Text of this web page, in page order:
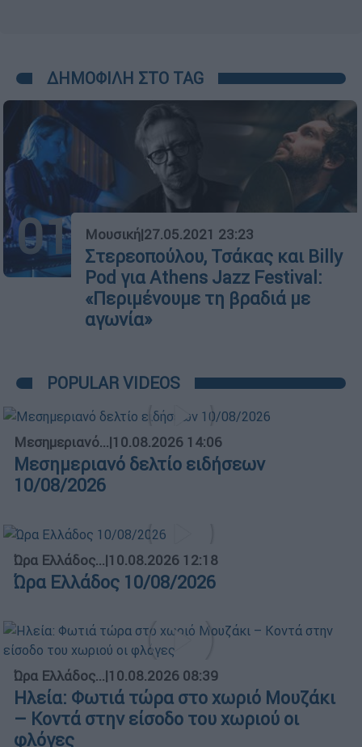
ΔΗΜΟΦΙΛΗ ΣΤΟ TAG
01 Μουσική|27.05.2021 23:23
Στερεοπούλου, Τσάκας και Billy
Pod για Athens Jazz Festival:
«Περιμένουμε τη βραδιά με
αγωνία»
POPULAR VIDEOS
Μεσημεριανό...|10.08.2026 14:06
Μεσημεριανό δελτίο ειδήσεων
10/08/2026
Ώρα Ελλάδος...|10.08.2026 12:18
Ώρα Ελλάδος 10/08/2026
Ώρα Ελλάδος...|10.08.2026 08:39
Ηλεία: Φωτιά τώρα στο χωριό Μουζάκι
– Κοντά στην είσοδο του χωριού οι
φλόγες